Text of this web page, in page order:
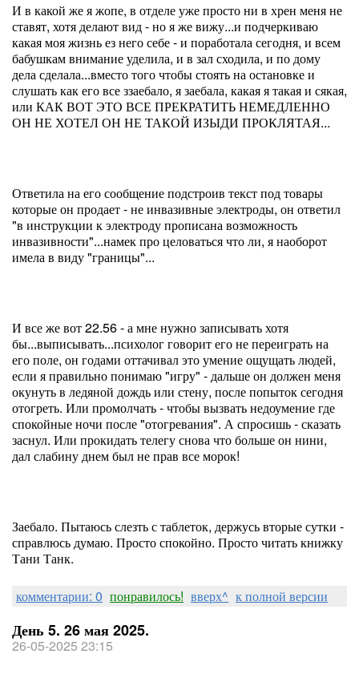
И в какой же я жопе, в отделе уже просто ни в хрен меня не
ставят, хотя делают вид - но я же вижу...и подчеркиваю
какая моя жизнь ез него себе - и поработала сегодня, и всем
бабушкам внимание уделила, и в зал сходила, и по дому
дела сделала...вместо того чтобы стоять на остановке и
слушать как его все ззаебало, я заебала, какая я такая и сякая,
или КАК ВОТ ЭТО ВСЕ ПРЕКРАТИТЬ НЕМЕДЛЕННО
ОН НЕ ХОТЕЛ ОН НЕ ТАКОЙ ИЗЫДИ ПРОКЛЯТАЯ...
Ответила на его сообщение подстроив текст под товары
которые он продает - не инвазивные электроды, он ответил
"в инструкции к электроду прописана возможность
инвазивности"...намек про целоваться что ли, я наоборот
имела в виду "границы"...
И все же вот 22.56 - а мне нужно записывать хотя
бы...выписывать...психолог говорит его не переиграть на
его поле, он годами оттачивал это умение ощущать людей,
если я правильно понимаю "игру" - дальше он должен меня
окунуть в ледяной дождь или стену, после попыток сегодня
отогреть. Или промолчать - чтобы вызвать недоумение где
спокойные ночи после "отогревания". А спросишь - сказать
заснул. Или прокидать телегу снова что больше он нини,
дал слабину днем был не прав все морок!
Заебало. Пытаюсь слезть с таблеток, держусь вторые сутки -
справлюсь думаю. Просто спокойно. Просто читать книжку
Тани Танк.
комментарии: 0 понравилось! вверх^ к полной версии
День 5. 26 мая 2025.
26-05-2025 23:15